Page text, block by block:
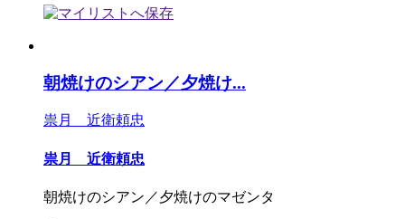
朝焼けのシアン／夕焼け...
祟月 近衛頼忠
祟月 近衛頼忠
朝焼けのシアン／夕焼けのマゼンタ